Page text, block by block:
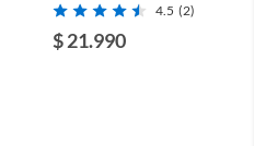
4.5 (2)
$ 21.990